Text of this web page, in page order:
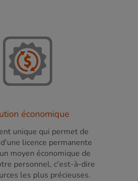
économique
unique qui permet de
licence permanente
moyen économique de
personnel, c'est-à-dire
les plus précieuses.